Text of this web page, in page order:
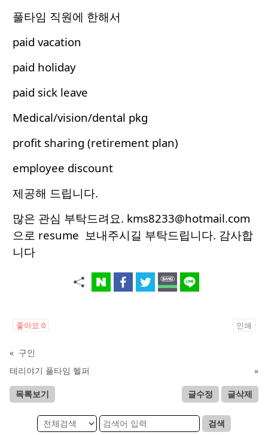
풀타임 직원에 한해서
paid vacation
paid holiday
paid sick leave
Medical/vision/dental pkg
profit sharing (retirement plan)
employee discount
제공해 드립니다.
많은 관심 부탁드려요. kms8233@hotmail.com
으로 resume 보내주시길 부탁드립니다. 감사합
니다
좋아요 0 인쇄
« 구인
테리야기 풀타임 헬퍼
»
목록보기 글수정 글삭제
검색